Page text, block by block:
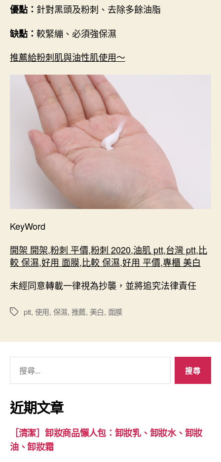
優點： 針對黑頭及粉刺、去除多餘油脂
缺點： 較緊繃、必須強保濕
推薦給粉刺肌與油性肌使用～
KeyWord
開架 開架,粉刺 平價,粉刺 2020,油肌 ptt,台灣 ptt,比
較 保濕,好用 面膜,比較 保濕,好用 平價,專櫃 美白
未經同意轉載一律視為抄襲，並將追究法律責任
標
ptt, 使用, 保濕, 推薦, 美白, 面膜
關
鍵
字:
近期文章
［清潔］卸妝商品懶人包：卸妝乳、卸妝水、卸妝
油、卸妝霜